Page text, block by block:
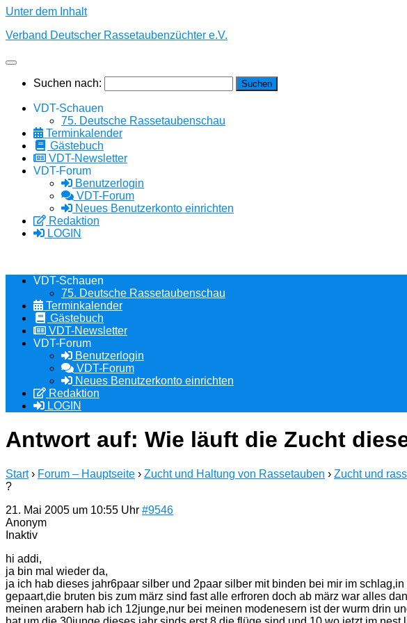
Unter dem Inhalt
Verband Deutscher Rassetaubenzüchter e.V.
Suchen nach:
VDT-Schauen
75. Deutsche Rassetaubenschau
Terminkalender
Gästebuch
VDT-Newsletter
VDT-Forum
Benutzerlogin
VDT-Forum
Neues Benutzerkonto einrichten
Redaktion
LOGIN
VDT-Schauen
75. Deutsche Rassetaubenschau
Terminkalender
Gästebuch
VDT-Newsletter
VDT-Forum
Benutzerlogin
VDT-Forum
Neues Benutzerkonto einrichten
Redaktion
LOGIN
Antwort auf: Wie läuft die Zucht
Start › Forum – Hauptseite › Zucht und Haltung von Rassetauben › Zucht und
?
21. Mai 2005 um 10:55 Uhr #9546
Anonym
Inaktiv
hi addi,
ja bin mal wieder da,
ja ich hab dieses jahr6paar silber und 2paar silber mit binden bei mir im
gepaart,die bruten bis zum märz sind fast alle erfroren doch ab märz war alles
meinen arabern hab ich 12junge,nur bei meinen modenesern ist der wurm drin